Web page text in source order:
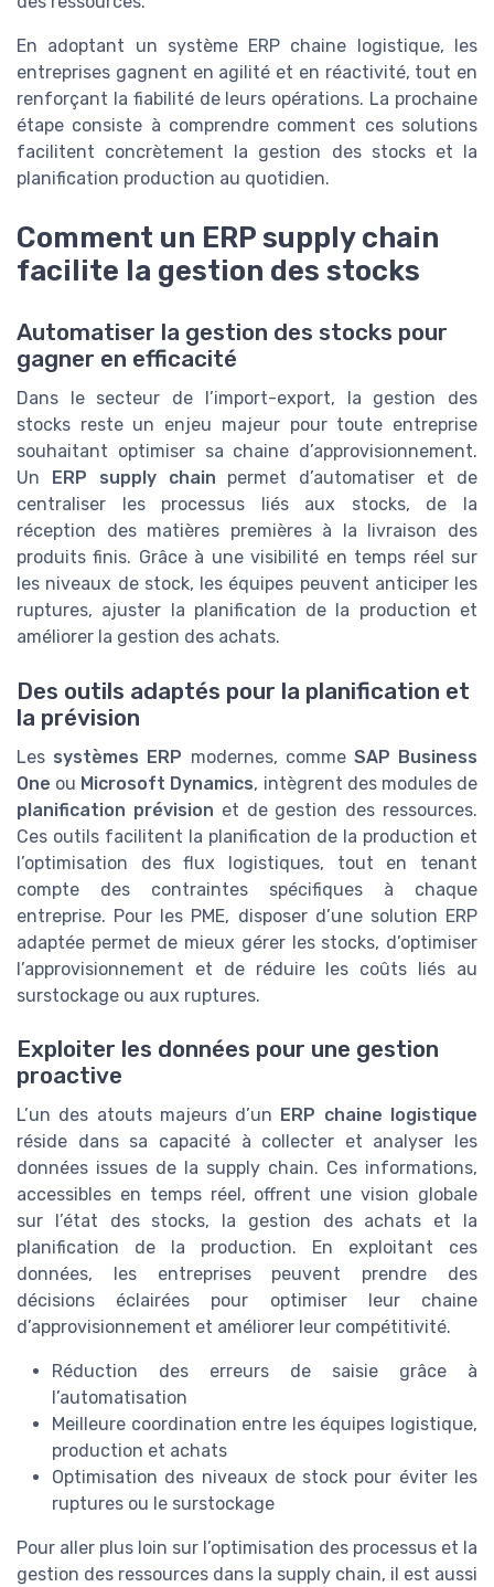
En adoptant un système ERP chaine logistique, les
entreprises gagnent en agilité et en réactivité, tout en
renforçant la fiabilité de leurs opérations. La prochaine
étape consiste à comprendre comment ces solutions
facilitent concrètement la gestion des stocks et la
planification production au quotidien.
Comment un ERP supply chain
facilite la gestion des stocks
Automatiser la gestion des stocks pour
gagner en efficacité
Dans le secteur de l’import-export, la gestion des
stocks reste un enjeu majeur pour toute entreprise
souhaitant optimiser sa chaine d’approvisionnement.
Un
ERP supply chain permet d’automatiser et de
centraliser les processus liés aux stocks, de la
réception des matières premières à la livraison des
produits finis. Grâce à une visibilité en temps réel sur
les niveaux de stock, les équipes peuvent anticiper les
ruptures, ajuster la planification de la production et
améliorer la gestion des achats.
Des outils adaptés pour la planification et
la prévision
Les systèmes ERP modernes, comme SAP Business
One ou Microsoft Dynamics, intègrent des modules de
planification prévision et de gestion des ressources.
Ces outils facilitent la planification de la production et
l’optimisation des flux logistiques, tout en tenant
compte des contraintes spécifiques à chaque
entreprise. Pour les PME, disposer d’une solution ERP
adaptée permet de mieux gérer les stocks, d’optimiser
l’approvisionnement et de réduire les coûts liés au
surstockage ou aux ruptures.
Exploiter les données pour une gestion
proactive
L’un des atouts majeurs d’un ERP chaine logistique
réside dans sa capacité à collecter et analyser les
données issues de la supply chain. Ces informations,
accessibles en temps réel, offrent une vision globale
sur l’état des stocks, la gestion des achats et la
planification de la production. En exploitant ces
données, les entreprises peuvent prendre des
décisions éclairées pour optimiser leur chaine
d’approvisionnement et améliorer leur compétitivité.
Réduction des erreurs de saisie grâce à
l’automatisation
Meilleure coordination entre les équipes logistique,
production et achats
Optimisation des niveaux de stock pour éviter les
ruptures ou le surstockage
Pour aller plus loin sur l’optimisation des processus et la
gestion des ressources dans la supply chain, il est aussi